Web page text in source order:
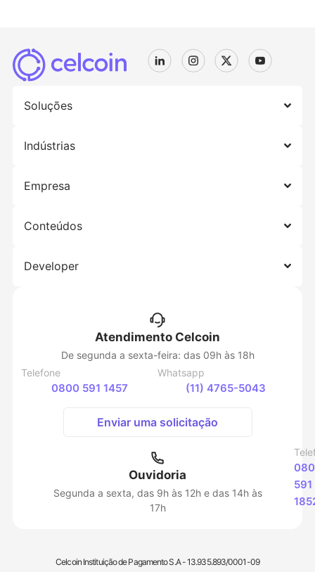
Soluções
Indústrias
Empresa
Conteúdos
Developer
Atendimento Celcoin
De segunda a sexta-feira: das 09h às 18h
Telefone
0800 591 1457
Whatsapp
(11) 4765-5043
Enviar uma solicitação
Ouvidoria
Segunda a sexta, das 9h às 12h e das 14h às
17h
591
Celcoin Instituição de Pagamento S.A - 13.935.893/0001-09